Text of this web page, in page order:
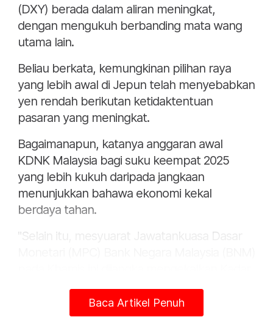
(DXY) berada dalam aliran meningkat,
dengan mengukuh berbanding mata wang
utama lain.
Beliau berkata, kemungkinan pilihan raya
yang lebih awal di Jepun telah menyebabkan
yen rendah berikutan ketidaktentuan
pasaran yang meningkat.
Bagaimanapun, katanya anggaran awal
KDNK Malaysia bagi suku keempat 2025
yang lebih kukuh daripada jangkaan
menunjukkan bahawa ekonomi kekal
berdaya tahan.
"Selain itu, mesyuarat Jawatankuasa Dasar
Dasar Semalaman (OPR) pada paras semasa.
Baca Artikel Penuh